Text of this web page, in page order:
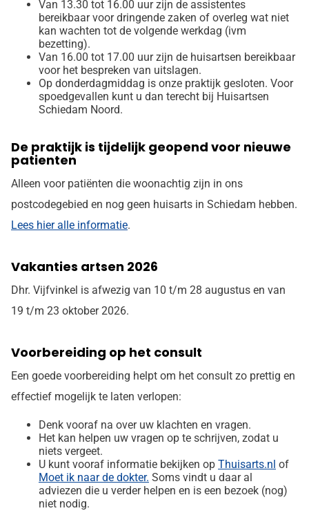
Van 13.30 tot 16.00 uur zijn de assistentes
bereikbaar voor dringende zaken of overleg wat niet
kan wachten tot de volgende werkdag (ivm
bezetting).
Van 16.00 tot 17.00 uur zijn de huisartsen bereikbaar
voor het bespreken van uitslagen.
Op donderdagmiddag is onze praktijk gesloten. Voor
spoedgevallen kunt u dan terecht bij Huisartsen
Schiedam Noord.
De praktijk is tijdelijk geopend voor nieuwe
patienten
Alleen voor patiënten die woonachtig zijn in ons
postcodegebied en nog geen huisarts in Schiedam hebben.
Lees hier alle informatie.
Vakanties artsen 2026
Dhr. Vijfvinkel is afwezig van 10 t/m 28 augustus en van
19 t/m 23 oktober 2026.
Voorbereiding op het consult
Een goede voorbereiding helpt om het consult zo prettig en
effectief mogelijk te laten verlopen:
Denk vooraf na over uw klachten en vragen.
Het kan helpen uw vragen op te schrijven, zodat u
niets vergeet.
U kunt vooraf informatie bekijken op Thuisarts.nl of
Moet ik naar de dokter. Soms vindt u daar al
adviezen die u verder helpen en is een bezoek (nog)
niet nodig.